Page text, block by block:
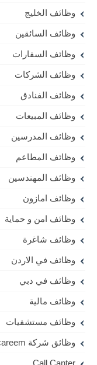
وظائف الخليج
وظائف السائقين
وظائف السفارات
وظائف الشركات
وظائف الفنادق
وظائف المبيعات
وظائف المدرسين
وظائف المطاعم
وظائف المهندسين
وظائف امازون
وظائف امن و حماية
وظائف شاغرة
وظائف في الاردن
وظائف في دبي
وظائف مالية
وظائف مستشفيات
وظائق شركة careem
Call Canter